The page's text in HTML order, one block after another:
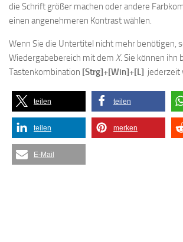
die Schrift größer machen oder andere
einen angenehmeren Kontrast wählen.
Wenn Sie die Untertitel nicht mehr benötigen,
Wiedergabebereich mit dem X. Sie können ihn
Tastenkombination [Strg]+[Win]+[L] jederzeit
teilen teilen
teilen merken
E-Mail